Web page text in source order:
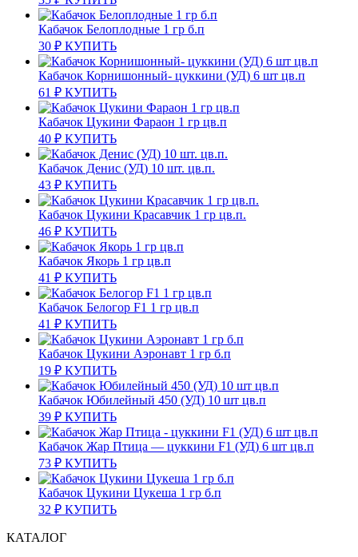
Кабачок Белоплодные 1 гр б.п
30 ₽ КУПИТЬ
Кабачок Корнишонный- цуккини (УД) 6 шт цв.п
61 ₽ КУПИТЬ
Кабачок Цукини Фараон 1 гр цв.п
40 ₽ КУПИТЬ
Кабачок Денис (УД) 10 шт. цв.п.
43 ₽ КУПИТЬ
Кабачок Цукини Красавчик 1 гр цв.п.
46 ₽ КУПИТЬ
Кабачок Якорь 1 гр цв.п
41 ₽ КУПИТЬ
Кабачок Белогор F1 1 гр цв.п
41 ₽ КУПИТЬ
Кабачок Цукини Аэронавт 1 гр б.п
19 ₽ КУПИТЬ
Кабачок Юбилейный 450 (УД) 10 шт цв.п
39 ₽ КУПИТЬ
Кабачок Жар Птица — цуккини F1 (УД) 6 шт цв.п
73 ₽ КУПИТЬ
Кабачок Цукини Цукеша 1 гр б.п
32 ₽ КУПИТЬ
КАТАЛОГ